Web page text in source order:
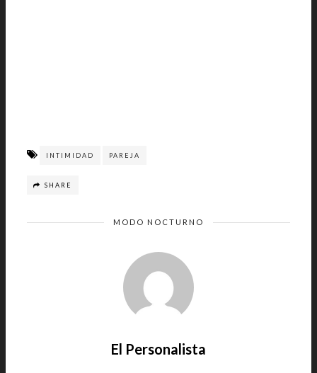
INTIMIDAD PAREJA
SHARE
MODO NOCTURNO
El Personalista